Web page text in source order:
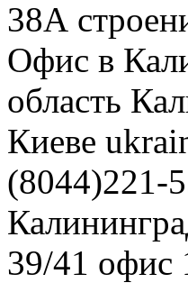
38А
Офис в
область
Киеве
(8044)221-
39/41 офис